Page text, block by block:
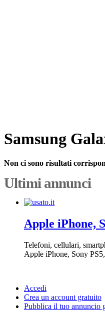
Samsung
Non ci sono risultati
Ultimi annunci
Apple iPhone,
Telefoni, cellulari,
Apple iPhone, Sony PS5,
Accedi
Crea un account gratuito
Pubblica il tuo annuncio